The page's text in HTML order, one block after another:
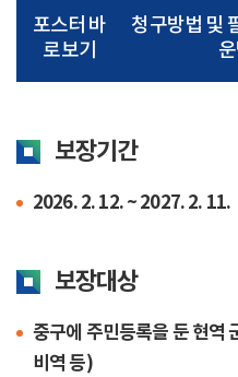
포스터 바
로보기
청구방법 및
보장기간
2026. 2. 12. ~ 2027. 2. 11.
보장대상
중구에 주민등록을 둔 현역
비역 등)